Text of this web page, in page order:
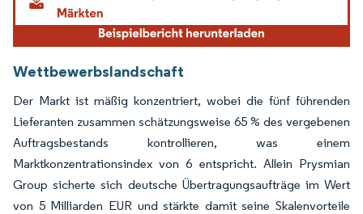
Wettbewerbslandschaft
Der Markt ist mäßig konzentriert, wobei die fünf führenden
Lieferanten zusammen schätzungsweise 65 % des vergebenen
Auftragsbestands kontrollieren, was einem
Marktkonzentrationsindex von 6 entspricht. Allein Prysmian
Group sicherte sich deutsche Übertragungsaufträge im Wert
von 5 Milliarden EUR und stärkte damit seine Skalenvorteile